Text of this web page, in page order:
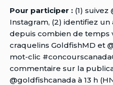
Pour participer : (1)
Instagram, (2) identifiez un
depuis combien de temps
craquelins GoldfishMD et
mot-clic
commentaire sur la
@goldfishcanada à 13 h